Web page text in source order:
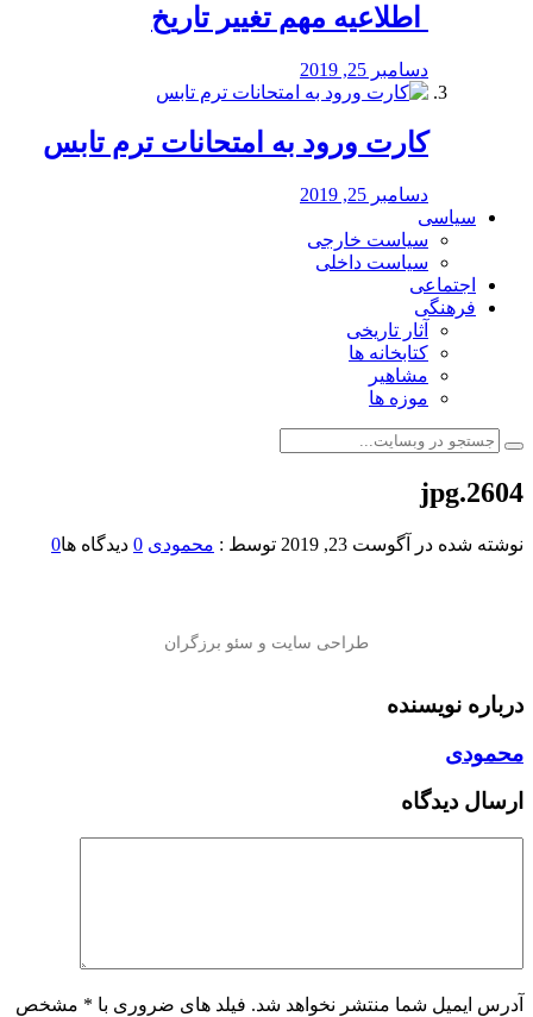
️ اطلاعیه مهم تغییر تاریخ
دسامبر 25, 2019
کارت ورود به امتحانات ترم تابس
دسامبر 25, 2019
سیاسی
سیاست خارجی
سیاست داخلی
اجتماعی
فرهنگی
آثار تاریخی
کتابخانه ها
مشاهیر
موزه ها
2604.jpg
نوشته شده در آگوست 23, 2019 توسط : محمودی 0 دیدگاه ها0
درباره نویسنده
محمودی
ارسال دیدگاه
آدرس ایمیل شما منتشر نخواهد شد. فیلد های ضروری با * مشخص